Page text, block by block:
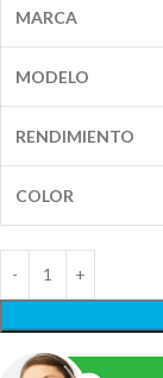
MARCA
MODELO
RENDIMIENTO
COLOR